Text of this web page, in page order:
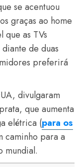
se acentuou
graças ao home
as TVs
de duas
preferirá
divulgaram
que aumenta
elétrica (para os
caminho para a
mundial.